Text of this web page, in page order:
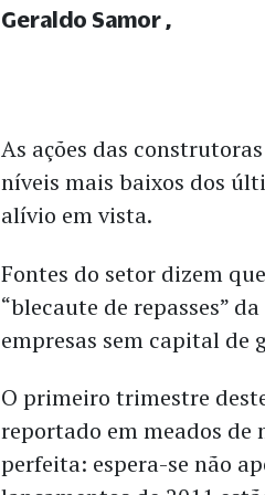
As ações das
níveis mais baixos dos
alívio em vista.
Fontes do setor dizem
“blecaute de repasses”
empresas sem capital de
O primeiro trimestre
reportado em meados
perfeita: espera-se não
Geraldo Samor